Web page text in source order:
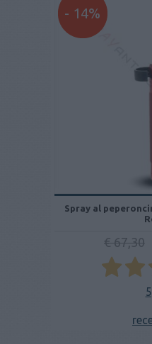
- 14%
Spray al
€ 67,30